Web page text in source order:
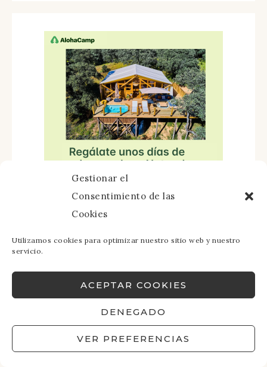
Gestionar el
Consentimiento de las
Cookies
Utilizamos cookies para optimizar nuestro sitio web y nuestro
servicio.
ACEPTAR COOKIES
DENEGADO
VER PREFERENCIAS